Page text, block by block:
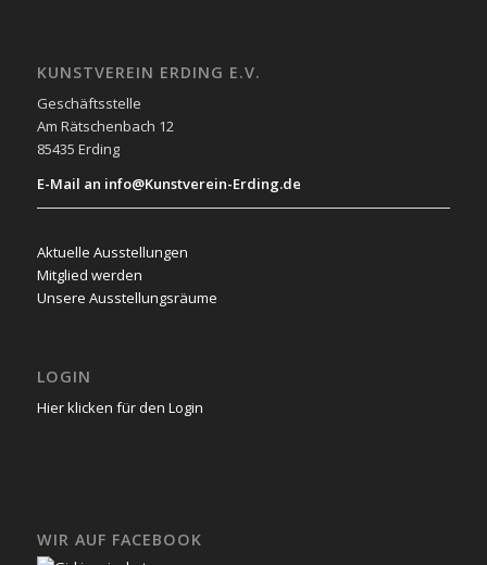
KUNSTVEREIN ERDING E.V.
Geschäftsstelle
Am Rätschenbach 12
85435 Erding
E-Mail an info@Kunstverein-Erding.de
Aktuelle Ausstellungen
Mitglied werden
Unsere Ausstellungsräume
LOGIN
Hier klicken für den Login
WIR AUF FACEBOOK